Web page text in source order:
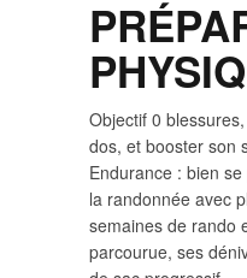
Objectif 0
dos, et booster son
Endurance : bien
la randonnée avec
semaines de rando
parcourue, ses